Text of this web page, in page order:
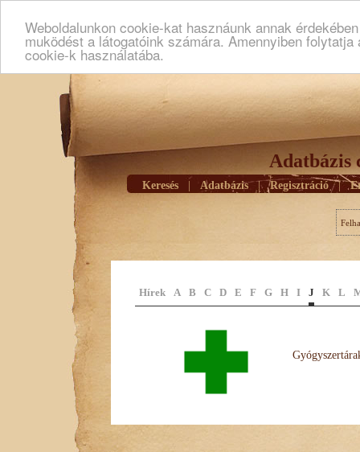
Weboldalunkon cookie-kat hasznáunk annak
muködést a látogatóink számára. Amennyiben
cookie-k használatába.
Adatbázis
Keresés Adatbázis | Regisztráció |
Hírek A B C D E F G H I J K L